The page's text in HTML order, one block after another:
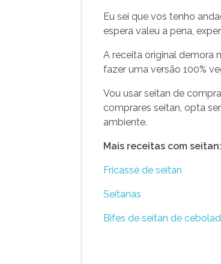
Eu sei que vos tenho
espera valeu a pena,
A receita original demora
fazer uma versão 100%
Vou usar seitan de
comprares seitan, opta
ambiente.
Mais receitas com seitan:
Fricassé de seitan
Seitanas
Bifes de seitan de